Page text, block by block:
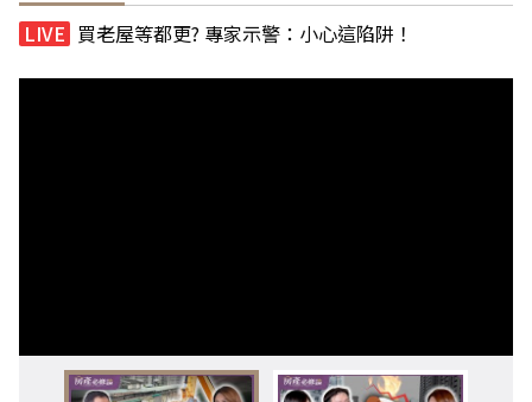
買老屋等都更? 專家示警：小心這陷阱！